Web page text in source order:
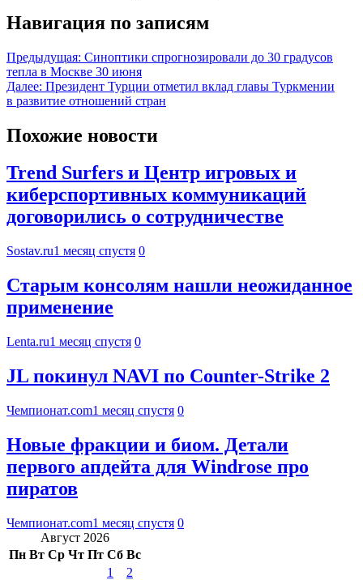
Навигация по записям
Предыдущая: Синоптики спрогнозировали до 30 градусов
тепла в Москве 30 июня
Далее: Президент Турции отметил вклад главы Туркмении
в развитие отношений стран
Похожие новости
Trend Surfers и Центр игровых и
киберспортивных коммуникаций
договорились о сотрудничестве
Sostav.ru1 месяц спустя 0
Старым консолям нашли неожиданное
применение
Lenta.ru1 месяц спустя 0
JL покинул NAVI по Counter-Strike 2
Чемпионат.com1 месяц спустя 0
Новые фракции и биом. Детали
первого апдейта для Windrose про
пиратов
Чемпионат.com1 месяц спустя 0
Август 2026
Пн Вт Ср Чт Пт Сб Вс
1
2